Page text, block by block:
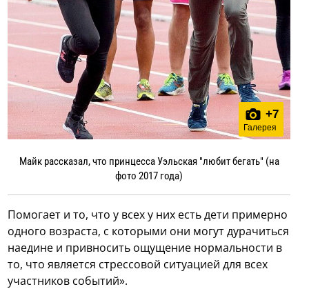
+7
Галерея
Майк рассказал, что принцесса Уэльская "любит бегать" (на
фото 2017 года)
Помогает и то, что у всех у них есть дети примерно
одного возраста, с которыми они могут дурачиться
наедине и привносить ощущение нормальности в
то, что является стрессовой ситуацией для всех
участников событий».